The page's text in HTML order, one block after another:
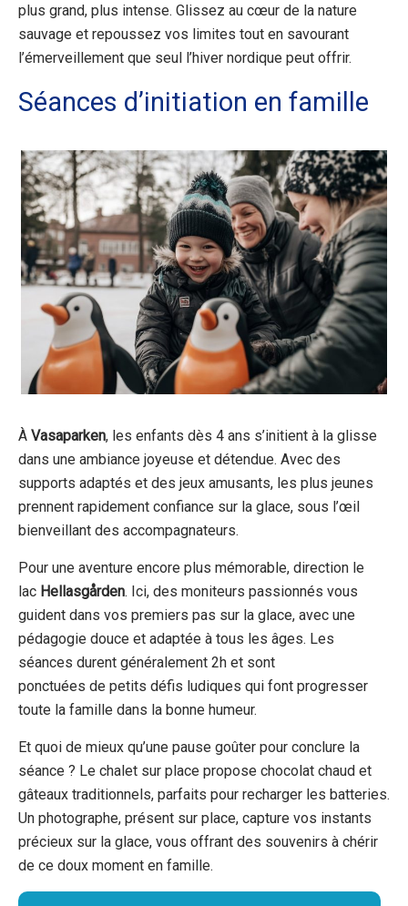
plus grand, plus intense. Glissez au cœur de la nature
sauvage et repoussez vos limites tout en savourant
l’émerveillement que seul l’hiver nordique peut offrir.
Séances d’initiation en famille
À Vasaparken, les enfants dès 4 ans s’initient à la glisse
dans une ambiance joyeuse et détendue. Avec des
supports adaptés et des jeux amusants, les plus jeunes
prennent rapidement confiance sur la glace, sous l’œil
bienveillant des accompagnateurs.
Pour une aventure encore plus mémorable, direction le
lac Hellasgården. Ici, des moniteurs passionnés vous
guident dans vos premiers pas sur la glace, avec une
pédagogie douce et adaptée à tous les âges. Les
séances durent généralement 2h et sont
ponctuées de petits défis ludiques qui font progresser
toute la famille dans la bonne humeur.
Et quoi de mieux qu’une pause goûter pour conclure la
séance ? Le chalet sur place propose chocolat chaud et
gâteaux traditionnels, parfaits pour recharger les batteries.
Un photographe, présent sur place, capture vos instants
précieux sur la glace, vous offrant des souvenirs à chérir
de ce doux moment en famille.